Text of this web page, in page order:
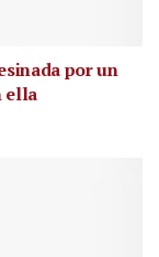
por un
ella